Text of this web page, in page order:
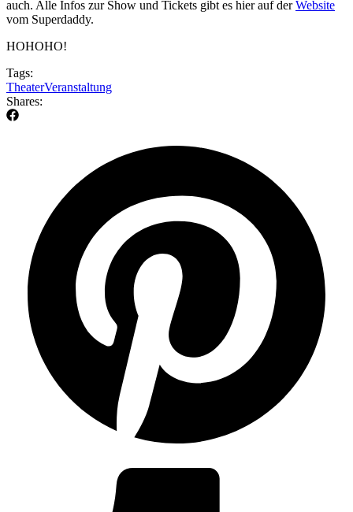
auch. Alle Infos zur Show und Tickets gibt es hier auf derWebsite
vom Superdaddy.
HOHOHO!
Tags:
TheaterVeranstaltung
Shares: